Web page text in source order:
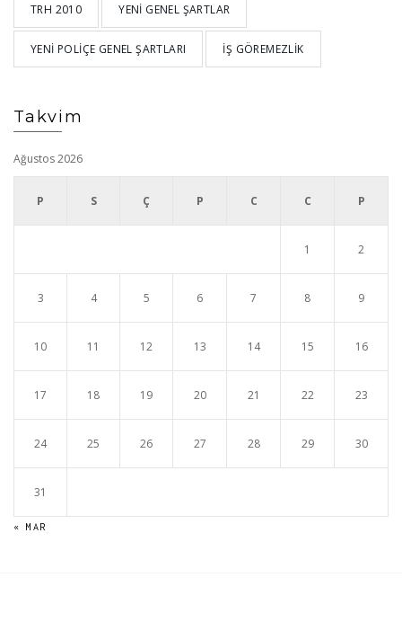
TRH 2010 YENİ GENEL ŞARTLAR
YENİ POLİÇE GENEL ŞARTLARI İŞ GÖREMEZLİK
Takvim
Ağustos 2026
P S Ç P C C P
1 2
3 4 5 6 7 8 9
10 11 12 13 14 15 16
17 18 19 20 21 22 23
24 25 26 27 28 29 30
31
« MAR